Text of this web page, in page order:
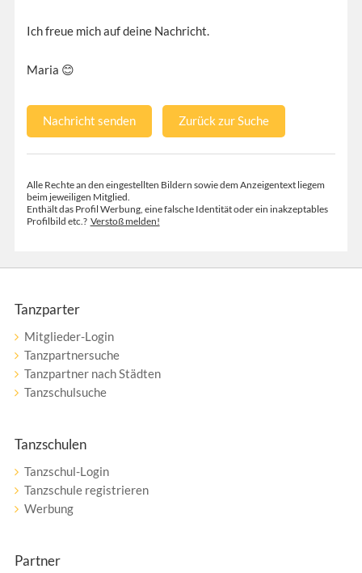
Ich freue mich auf deine Nachricht.
Maria 😊
Nachricht senden Zurück zur Suche
Alle Rechte an den eingestellten Bildern sowie dem Anzeigentext liegem
beim jeweiligen Mitglied.
Enthält das Profil Werbung, eine falsche Identität oder ein inakzeptables
Profilbild etc.? Verstoß melden!
Tanzparter
Mitglieder-Login
Tanzpartnersuche
Tanzpartner nach Städten
Tanzschulsuche
Tanzschulen
Tanzschul-Login
Tanzschule registrieren
Werbung
Partner